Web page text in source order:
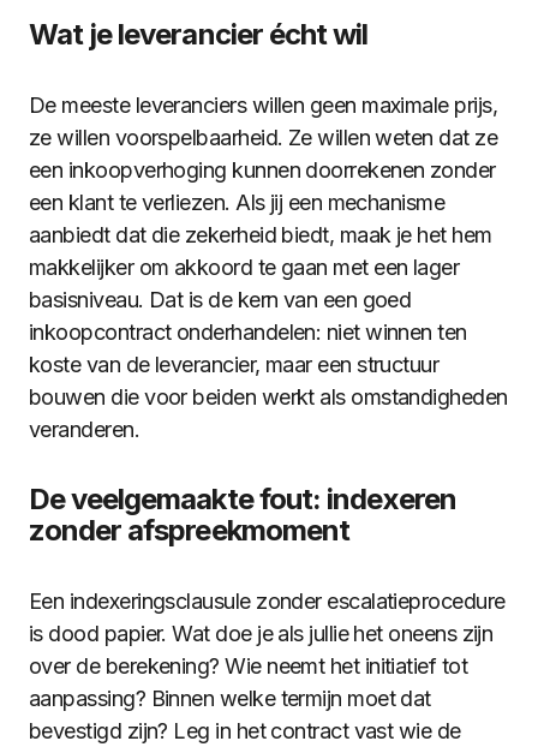
Wat je leverancier écht wil
De meeste leveranciers willen geen maximale prijs,
ze willen voorspelbaarheid. Ze willen weten dat ze
een inkoopverhoging kunnen doorrekenen zonder
een klant te verliezen. Als jij een mechanisme
aanbiedt dat die zekerheid biedt, maak je het hem
makkelijker om akkoord te gaan met een lager
basisniveau. Dat is de kern van een goed
inkoopcontract onderhandelen: niet winnen ten
koste van de leverancier, maar een structuur
bouwen die voor beiden werkt als omstandigheden
veranderen.
De veelgemaakte fout: indexeren
zonder afspreekmoment
Een indexeringsclausule zonder escalatieprocedure
is dood papier. Wat doe je als jullie het oneens zijn
over de berekening? Wie neemt het initiatief tot
aanpassing? Binnen welke termijn moet dat
bevestigd zijn? Leg in het contract vast wie de